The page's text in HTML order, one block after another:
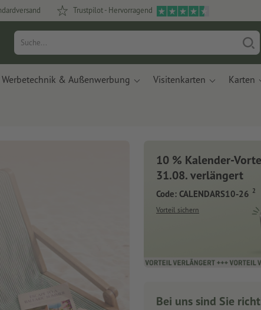
Trustpilot - Hervorragend
Werbetechnik & Außenwerbung Visitenkarten Karten
10 % Kalender-
31.08. verlängert
Code: CALENDARS10-26 2
Vorteil sichern
Bei uns sind Sie